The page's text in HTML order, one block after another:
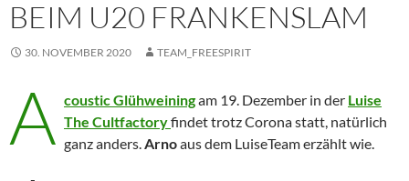
BEIM U20 FRANKENSLAM
30. NOVEMBER 2020 TEAM_FREESPIRIT
A coustic Glühweiningam 19. Dezember in der Luise
The Cultfactoryfindet trotz Corona statt, natürlich
ganz anders.Arnoaus dem LuiseTeam erzählt wie.